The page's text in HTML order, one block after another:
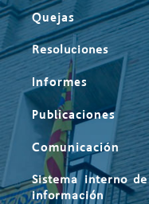
Quejas
Resoluciones
Informes
Publicaciones
Comunicación
Sistema interno de
información